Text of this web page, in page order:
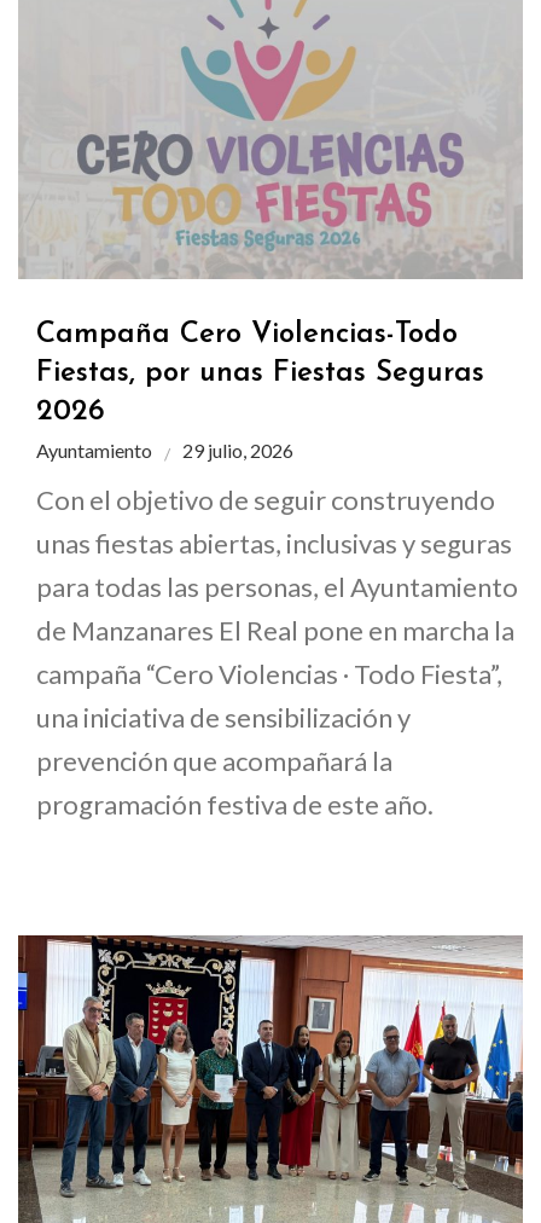
Campaña Cero Violencias-Todo
Fiestas, por unas Fiestas Seguras
2026
Ayuntamiento 29 julio, 2026
Con el objetivo de seguir construyendo
unas fiestas abiertas, inclusivas y seguras
para todas las personas, el Ayuntamiento
de Manzanares El Real pone en marcha la
campaña “Cero Violencias · Todo Fiesta”,
una iniciativa de sensibilización y
prevención que acompañará la
programación festiva de este año.